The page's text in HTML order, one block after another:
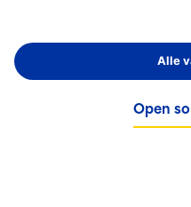
Alle
Open